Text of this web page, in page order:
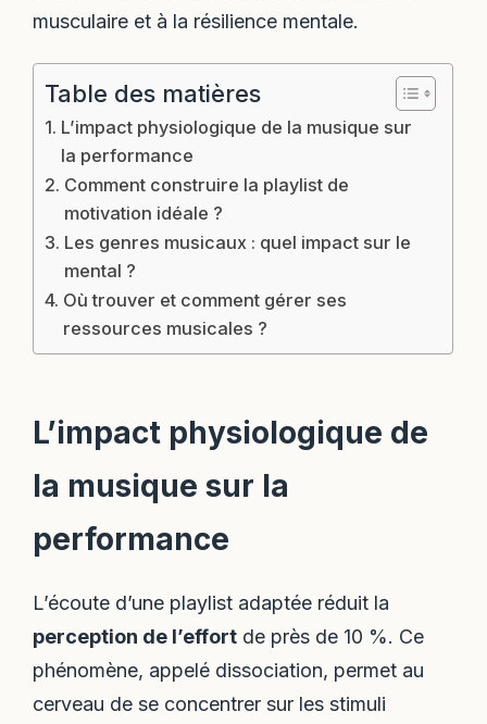
musculaire et à la résilience mentale.
Table des matières
L’impact physiologique de la musique sur
la performance
Comment construire la playlist de
motivation idéale ?
Les genres musicaux : quel impact sur le
mental ?
Où trouver et comment gérer ses
ressources musicales ?
L’impact physiologique de
la musique sur la
performance
L’écoute d’une playlist adaptée réduit la
perception de l’effort de près de 10 %. Ce
phénomène, appelé dissociation, permet au
cerveau de se concentrer sur les stimuli